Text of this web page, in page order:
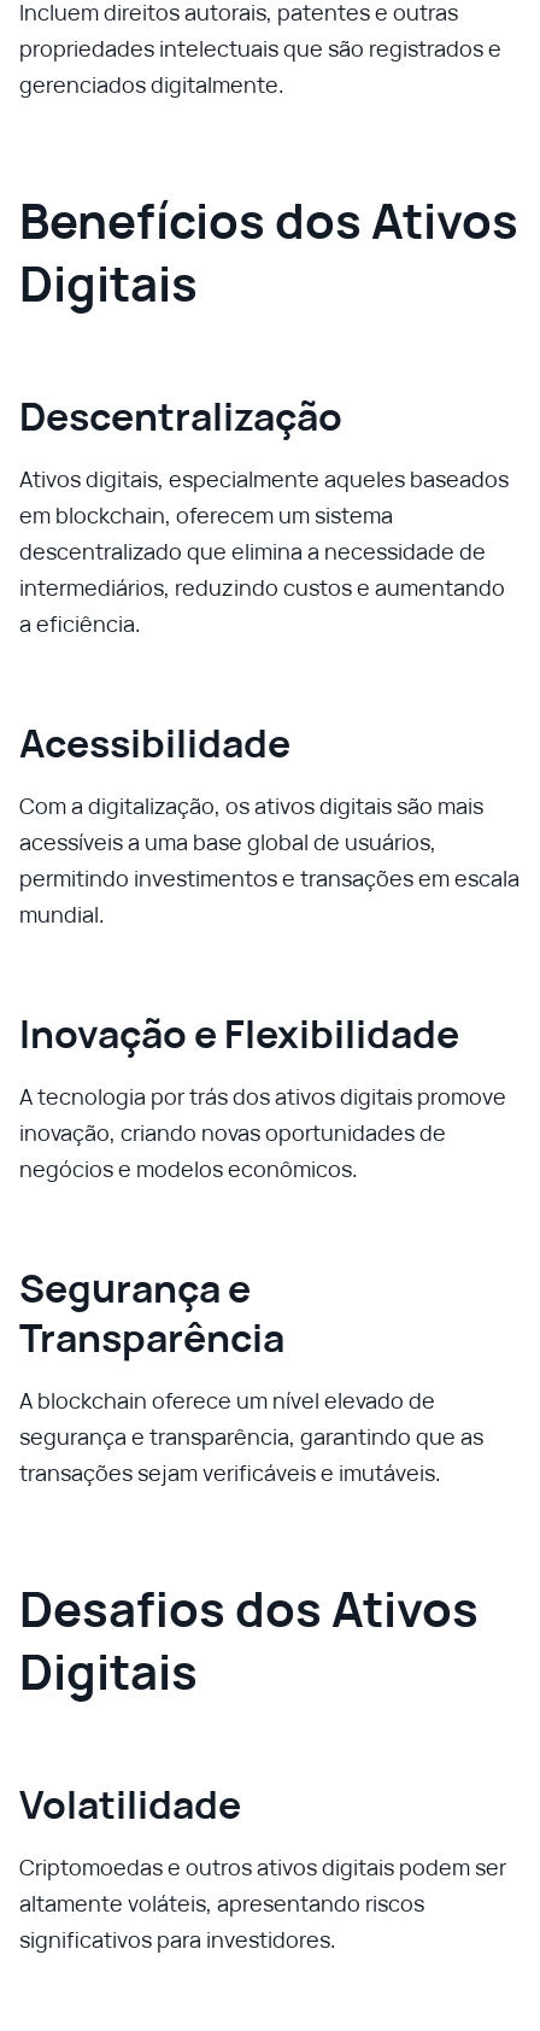
Incluem direitos autorais, patentes e outras
propriedades intelectuais que são registrados e
gerenciados digitalmente.
Benefícios dos Ativos
Digitais
Descentralização
Ativos digitais, especialmente aqueles baseados
em blockchain, oferecem um sistema
descentralizado que elimina a necessidade de
intermediários, reduzindo custos e aumentando
a eficiência.
Acessibilidade
Com a digitalização, os ativos digitais são mais
acessíveis a uma base global de usuários,
permitindo investimentos e transações em escala
mundial.
Inovação e Flexibilidade
A tecnologia por trás dos ativos digitais promove
inovação, criando novas oportunidades de
negócios e modelos econômicos.
Segurança e
Transparência
A blockchain oferece um nível elevado de
segurança e transparência, garantindo que as
transações sejam verificáveis e imutáveis.
Desafios dos Ativos
Digitais
Volatilidade
Criptomoedas e outros ativos digitais podem ser
altamente voláteis, apresentando riscos
significativos para investidores.